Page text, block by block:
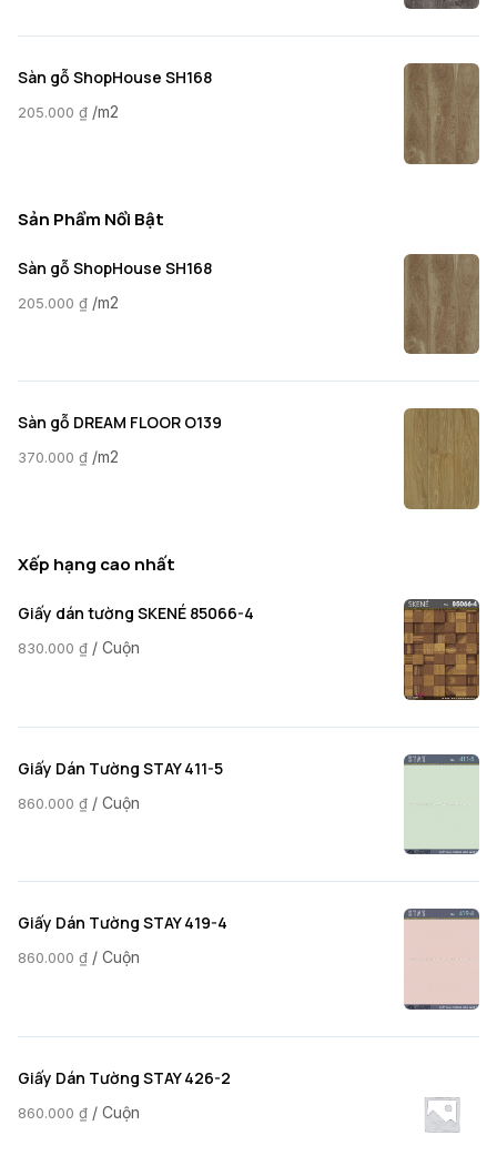
Sàn gỗ ShopHouse SH168
205.000 ₫ /m2
Sản Phẩm Nổi Bật
Sàn gỗ ShopHouse SH168
205.000 ₫ /m2
Sàn gỗ DREAM FLOOR O139
370.000 ₫ /m2
Xếp hạng cao nhất
Giấy dán tường SKENÉ 85066-4
830.000 ₫ / Cuộn
Giấy Dán Tường STAY 411-5
860.000 ₫ / Cuộn
Giấy Dán Tường STAY 419-4
860.000 ₫ / Cuộn
Giấy Dán Tường STAY 426-2
860.000 ₫ / Cuộn